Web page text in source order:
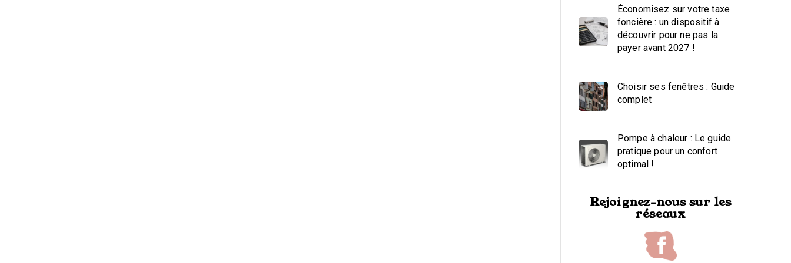
Économisez sur votre taxe
foncière : un dispositif à
découvrir pour ne pas la
payer avant 2027 !
Choisir ses fenêtres : Guide
complet
Pompe à chaleur : Le guide
pratique pour un confort
optimal !
Rejoignez-nous sur les
réseaux